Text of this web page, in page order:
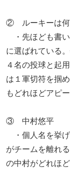
② ルーキーは何
・先ほども書い
に選ばれている
４名の投球と起
は１軍切符を掴
もどれほどアピ
③ 中村悠平
・個人名を挙げ
がチームを離れ
の中村がどれほ